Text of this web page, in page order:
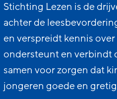
Stichting Lezen is de
achter de
en verspreidt kennis over
ondersteunt en verbindt
samen voor zorgen dat
jongeren goede en